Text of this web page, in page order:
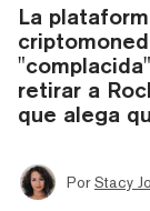
La
retirar a
que alega
Por Stacy